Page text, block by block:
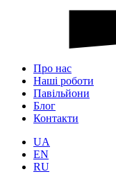
Про нас
Наші роботи
Павільйони
Блог
Контакти
UA
EN
RU